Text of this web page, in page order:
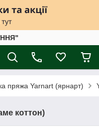
пряжа Yarnart (ярнарт)
коттон)